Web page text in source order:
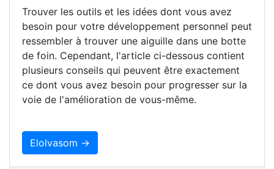
Trouver les outils et les idées dont vous avez
besoin pour votre développement personnel peut
ressembler à trouver une aiguille dans une botte
de foin. Cependant, l'article ci-dessous contient
plusieurs conseils qui peuvent être exactement
ce dont vous avez besoin pour progresser sur la
voie de l'amélioration de vous-même.
Elolvasom →